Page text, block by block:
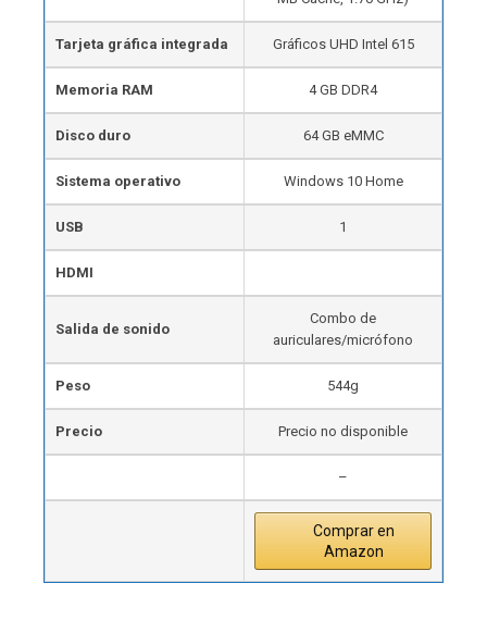
Tarjeta gráfica integrada Gráficos UHD Intel 615
Memoria RAM 4 GB DDR4
Disco duro 64 GB eMMC
Sistema operativo Windows 10 Home
USB 1
HDMI
Salida de sonido
Combo de
auriculares/micrófono
Peso 544g
Precio Precio no disponible
–
Comprar en
Amazon